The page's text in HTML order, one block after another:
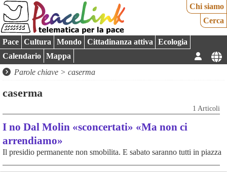
Chi siamo
Cerca
Pace Cultura Mondo Cittadinanza attiva
Ecologia
Calendario
Mappa
Parole chiave > caserma
caserma
1 Articoli
I no Dal Molin «sconcertati» «Ma non ci
arrendiamo»
Il presidio permanente non smobilita. E sabato saranno tutti in piazza